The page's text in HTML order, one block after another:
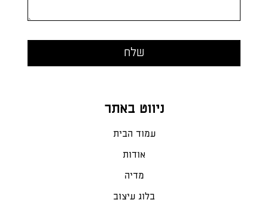
ניווט באתר
עמוד הבית
אודות
מדיה
בלוג עיצוב